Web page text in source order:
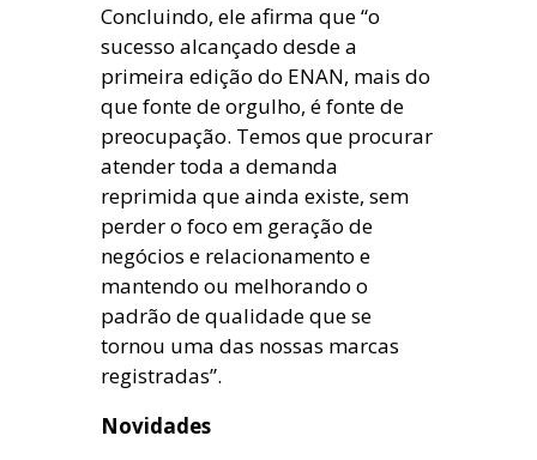
Concluindo, ele afirma que “o
sucesso alcançado desde a
primeira edição do ENAN, mais do
que fonte de orgulho, é fonte de
preocupação. Temos que procurar
atender toda a demanda
reprimida que ainda existe, sem
perder o foco em geração de
negócios e relacionamento e
mantendo ou melhorando o
padrão de qualidade que se
tornou uma das nossas marcas
registradas”.
Novidades